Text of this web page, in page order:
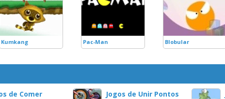
Kumkang Pac-Man Blobular
de Comer Jogos de Unir Pontos